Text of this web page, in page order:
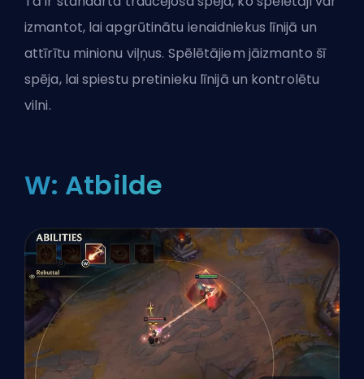
izmantot, lai apgrūtinātu ienaidniekus līnijā un
attīrītu minionu viļņus. Spēlētājiem jāizmanto šī
spēja, lai spiestu pretinieku līnijā un kontrolētu
vilni.
W: Atbilde